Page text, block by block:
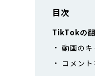
目次
TikTokの
動画の
コメン